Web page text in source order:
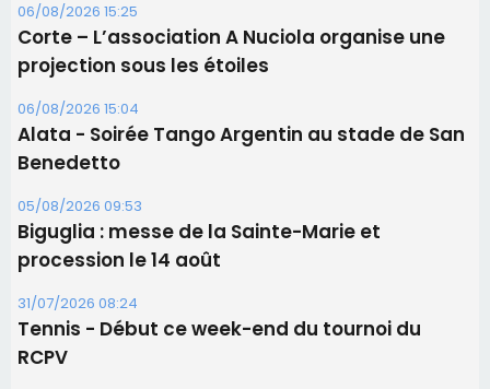
06/08/2026 15:25
Corte – L’association A Nuciola organise une
projection sous les étoiles
06/08/2026 15:04
Alata - Soirée Tango Argentin au stade de San
Benedetto
05/08/2026 09:53
Biguglia : messe de la Sainte-Marie et
procession le 14 août
31/07/2026 08:24
Tennis - Début ce week-end du tournoi du
RCPV